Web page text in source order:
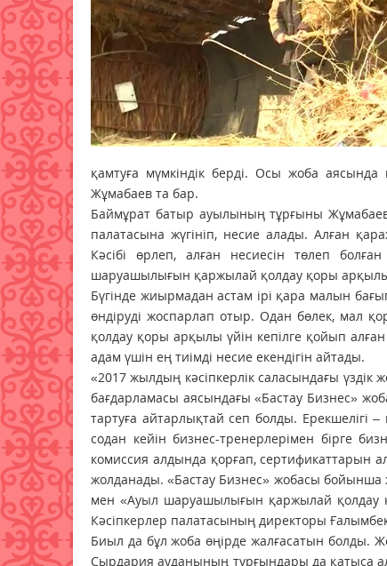
қамтуға мүмкіндік берді. Осы жоба аясында
Жұмабаев та бар.
Баймұрат батыр ауылының тұрғыны
палатасына жүгініп, несие алады. Алған
Кәсібі өрлеп, алған несиесін төлеп
шаруашылығын қаржылай қолдау қоры
Бүгінде жиырмадан астам ірі қара малын
өндіруді жоспарлап отыр. Одан бөлек, мал
қолдау қоры арқылы үйін кепілге қойып
адам үшін ең тиімді несие екендігін айтады.
«2017 жылдың кәсіпкерлік саласындағы
бағдарламасы аясындағы «Бастау Бизнес»
тартуға айтарлықтай сеп болды. Ерекшелігі
содан кейін бизнес-тренерлерімен бірге
комиссия алдында қорғап, сертификаттарын
жолданады. «Бастау Бизнес» жобасы
мен «Ауыл шаруашылығын қаржылай
Кәсіпкерлер палатасының директоры
Биыл да бұл жоба өңірде жалғасатын болды.
Сырдария ауданының тұрғындары да қатыса